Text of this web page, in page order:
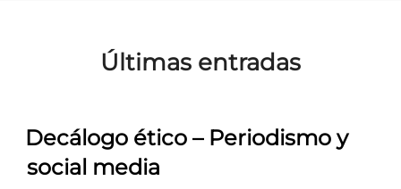
el
Últimas entradas
Decálogo ético – Periodismo y
social media